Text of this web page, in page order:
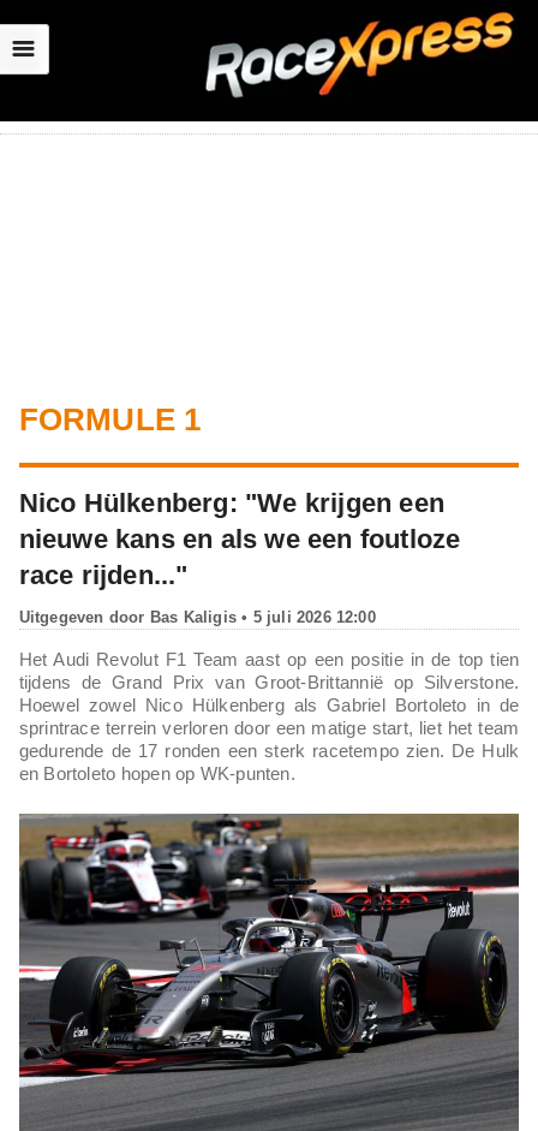
☰
FORMULE 1
Nico Hülkenberg: "We krijgen een
nieuwe kans en als we een foutloze
race rijden..."
Uitgegeven door Bas Kaligis• 5 juli 2026 12:00
Het Audi Revolut F1 Team aast op een positie in de top tien
tijdens de Grand Prix van Groot-Brittannië op Silverstone.
Hoewel zowel Nico Hülkenberg als Gabriel Bortoleto in de
sprintrace terrein verloren door een matige start, liet het team
gedurende de 17 ronden een sterk racetempo zien. De Hulk
en Bortoleto hopen op WK-punten.